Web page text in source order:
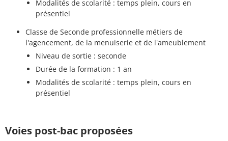
Modalités de scolarité : temps plein, cours en
présentiel
Classe de Seconde professionnelle métiers de
l'agencement, de la menuiserie et de l'ameublement
Niveau de sortie : seconde
Durée de la formation : 1 an
Modalités de scolarité : temps plein, cours en
présentiel
Voies post-bac proposées